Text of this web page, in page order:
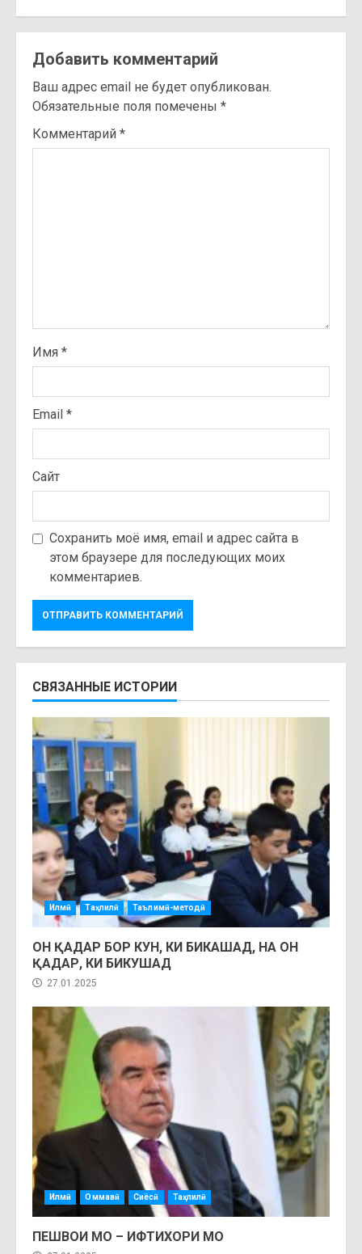
Добавить комментарий
Ваш адрес email не будет опубликован.
Обязательные поля помечены *
Комментарий *
Имя *
Email *
Сайт
Сохранить моё имя, email и адрес сайта в
этом браузере для последующих моих
комментариев.
СВЯЗАННЫЕ ИСТОРИИ
Илмӣ Таҳлилӣ Таълимӣ-методӣ
ОН ҚАДАР БОР КУН, КИ БИКАШАД, НА ОН
ҚАДАР, КИ БИКУШАД
27.01.2025
Илмӣ Оммавӣ Сиёсӣ Таҳлилӣ
ПЕШВОИ МО – ИФТИХОРИ МО